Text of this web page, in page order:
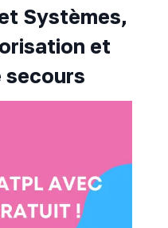
Systèmes,
et
secours